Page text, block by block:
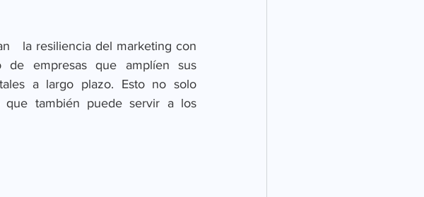
la resiliencia del marketing con
de empresas que amplíen sus
a largo plazo. Esto no solo
que también puede servir a los